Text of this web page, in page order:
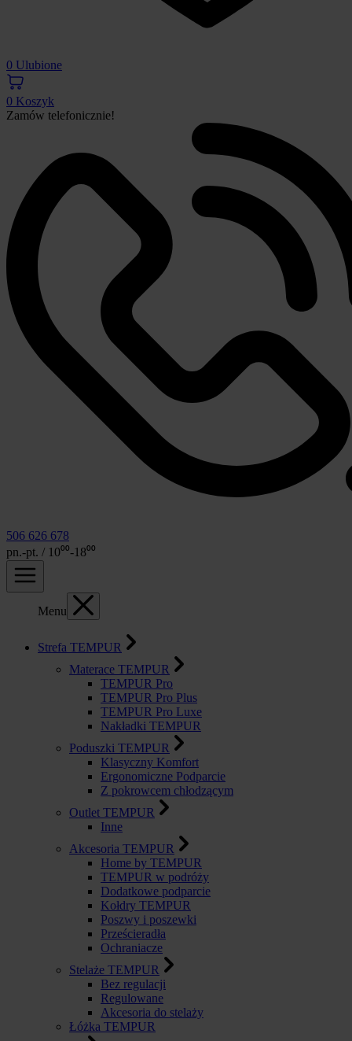
0 Ulubione
0 Koszyk
Zamów telefonicznie!
506 626 678
pn.-pt. / 10⁰⁰-18⁰⁰
Menu
Strefa TEMPUR
Materace TEMPUR
TEMPUR Pro
TEMPUR Pro Plus
TEMPUR Pro Luxe
Nakładki TEMPUR
Poduszki TEMPUR
Klasyczny Komfort
Ergonomiczne Podparcie
Z pokrowcem chłodzącym
Outlet TEMPUR
Inne
Akcesoria TEMPUR
Home by TEMPUR
TEMPUR w podróży
Dodatkowe podparcie
Kołdry TEMPUR
Poszwy i poszewki
Prześcieradła
Ochraniacze
Stelaże TEMPUR
Bez regulacji
Regulowane
Akcesoria do stelaży
Łóżka TEMPUR